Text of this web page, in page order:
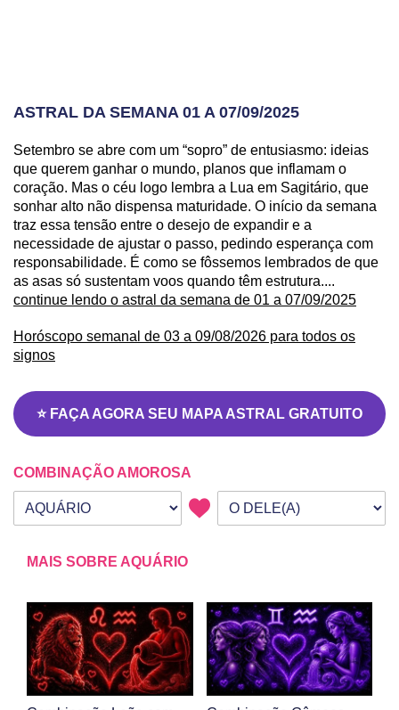
ASTRAL DA SEMANA 01 A 07/09/2025
Setembro se abre com um “sopro” de entusiasmo: ideias
que querem ganhar o mundo, planos que inflamam o
coração. Mas o céu logo lembra a Lua em Sagitário, que
sonhar alto não dispensa maturidade. O início da semana
traz essa tensão entre o desejo de expandir e a
necessidade de ajustar o passo, pedindo esperança com
responsabilidade. É como se fôssemos lembrados de que
as asas só sustentam voos quando têm estrutura....
continue lendo o astral da semana de 01 a 07/09/2025
Horóscopo semanal de 03 a 09/08/2026 para todos os
signos
⭐ FAÇA AGORA SEU MAPA ASTRAL GRATUITO
COMBINAÇÃO AMOROSA
Seu signo
Signo da outra pessoa
MAIS SOBRE AQUÁRIO